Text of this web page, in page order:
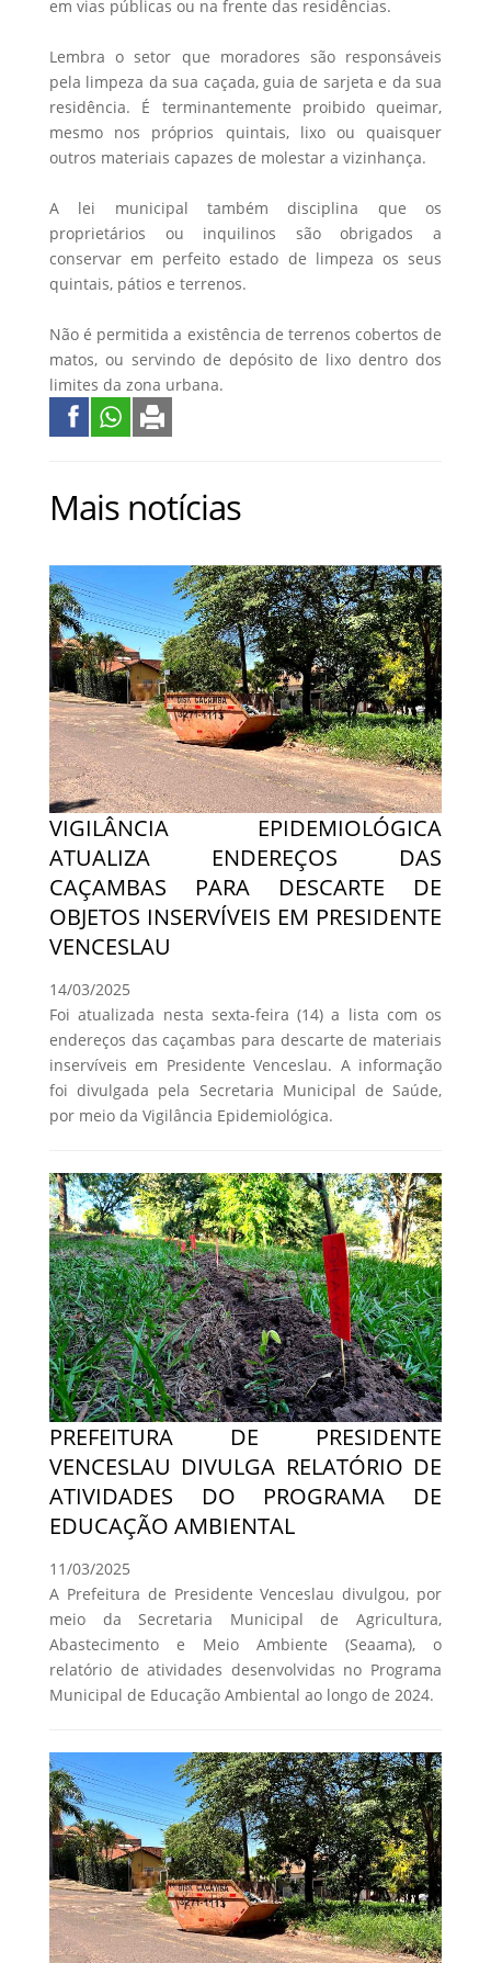
em vias públicas ou na frente das residências.
Lembra o setor que moradores são responsáveis
pela limpeza da sua caçada, guia de sarjeta e da sua
residência. É terminantemente proibido queimar,
mesmo nos próprios quintais, lixo ou quaisquer
outros materiais capazes de molestar a vizinhança.
A lei municipal também disciplina que os
proprietários ou inquilinos são obrigados a
conservar em perfeito estado de limpeza os seus
quintais, pátios e terrenos.
Não é permitida a existência de terrenos cobertos de
matos, ou servindo de depósito de lixo dentro dos
limites da zona urbana.
Mais notícias
VIGILÂNCIA EPIDEMIOLÓGICA
ATUALIZA ENDEREÇOS DAS
CAÇAMBAS PARA DESCARTE DE
OBJETOS INSERVÍVEIS EM PRESIDENTE
VENCESLAU
14/03/2025
Foi atualizada nesta sexta-feira (14) a lista com os
endereços das caçambas para descarte de materiais
inservíveis em Presidente Venceslau. A informação
foi divulgada pela Secretaria Municipal de Saúde,
por meio da Vigilância Epidemiológica.
PREFEITURA DE PRESIDENTE
VENCESLAU DIVULGA RELATÓRIO DE
ATIVIDADES DO PROGRAMA DE
EDUCAÇÃO AMBIENTAL
11/03/2025
A Prefeitura de Presidente Venceslau divulgou, por
meio da Secretaria Municipal de Agricultura,
Abastecimento e Meio Ambiente (Seaama), o
relatório de atividades desenvolvidas no Programa
Municipal de Educação Ambiental ao longo de 2024.